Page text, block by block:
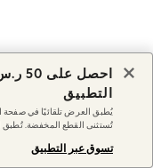
Shop
Styles
Dresses
Collection
& T-Shirts
التطبيق
تُستثنى القطع المخفضة. تُطبق
تسوق عبر التطبيق